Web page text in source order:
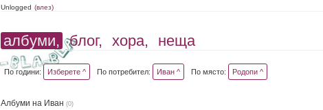
Unlogged (влез)
албуми, блог, хора, неща
По години: Изберете ^ По потребител: Иван ^ По място: Родопи ^
Албуми на Иван (0)